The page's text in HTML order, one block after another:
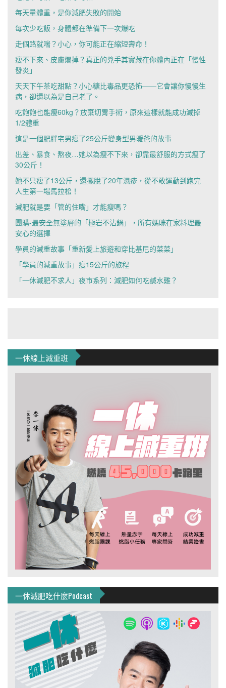
每天量體重，是你減肥失敗的開始
每次少吃飯，身體都在準備下一次爆吃
走個路就喘？小心，你可能正在縮短壽命！
瘦不下來、皮膚爛掉？真正的兇手其實藏在你體內正在「慢性
發炎」
天天下午茶吃甜點？小心糖比毒品更恐怖——它會讓你慢慢生
病，卻還以為是自己老了。
吃飽飽也能瘦60kg？放棄切胃手術，原來這樣就能成功減掉
1/2體重
這是一個肥胖宅男瘦了25公斤變身型男暖爸的故事
出差、暴食、熬夜…她以為瘦不下來，卻靠最舒服的方式瘦了
30公斤！
她不只瘦了13公斤，還擺脫了20年濕疹，從不敢運動到跑完
人生第一場馬拉松！
減肥就是要「管的住嘴」才能瘦嗎？
團購-最安全無塗層的「極岩不沾鍋」，所有媽咪在家料理最
安心的選擇
學員的減重故事「重新愛上旅遊和穿比基尼的菜菜」
「學員的減重故事」瘦15公斤的旅程
「一休減肥不求人」夜市系列：減肥如何吃鹹水雞？
一休線上減重班
一休減肥吃什麼Podcast